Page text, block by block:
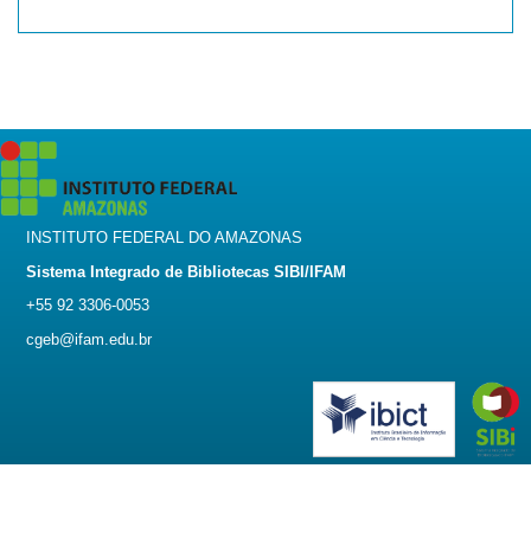
INSTITUTO FEDERAL DO AMAZONAS
Sistema Integrado de Bibliotecas SIBI/IFAM
+55 92 3306-0053
cgeb@ifam.edu.br